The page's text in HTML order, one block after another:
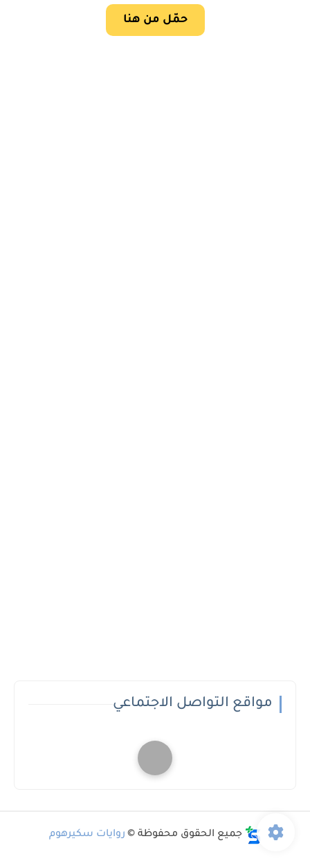
حمّل من هنا
مواقع التواصل الاجتماعي
جميع الحقوق محفوظة © روايات سكيرهوم